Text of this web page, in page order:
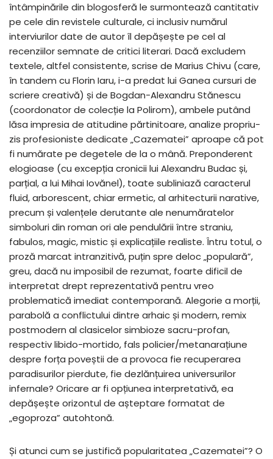
întâmpinările din blogosferă le surmontează cantitativ
pe cele din revistele culturale, ci inclusiv numărul
interviurilor date de autor îl depășește pe cel al
recenziilor semnate de critici literari. Dacă excludem
textele, altfel consistente, scrise de Marius Chivu (care,
în tandem cu Florin Iaru, i-a predat lui Ganea cursuri de
scriere creativă) și de Bogdan-Alexandru Stănescu
(coordonator de colecție la Polirom), ambele putând
lăsa impresia de atitudine părtinitoare, analize propriu-
zis profesioniste dedicate „Cazematei” aproape că pot
fi numărate pe degetele de la o mână. Preponderent
elogioase (cu excepția cronicii lui Alexandru Budac și,
parțial, a lui Mihai Iovănel), toate subliniază caracterul
fluid, arborescent, chiar ermetic, al arhitecturii narative,
precum și valențele derutante ale nenumăratelor
simboluri din roman ori ale pendulării între straniu,
fabulos, magic, mistic și explicațiile realiste. Întru totul, o
proză marcat intranzitivă, puțin spre deloc „populară”,
greu, dacă nu imposibil de rezumat, foarte dificil de
interpretat drept reprezentativă pentru vreo
problematică imediat contemporană. Alegorie a morții,
parabolă a conflictului dintre arhaic și modern, remix
postmodern al clasicelor simbioze sacru-profan,
respectiv libido-mortido, fals policier/metanarațiune
despre forța poveștii de a provoca fie recuperarea
paradisurilor pierdute, fie dezlănțuirea universurilor
infernale? Oricare ar fi opțiunea interpretativă, ea
depășește orizontul de așteptare formatat de
„egoproza” autohtonă.
Și atunci cum se justifică popularitatea „Cazematei”? O